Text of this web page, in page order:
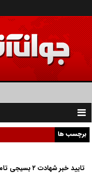
Toggle
navigation
برچسب ها
تایید خبر شهادت ۲ بسیجی تامین امنیت در مشهد